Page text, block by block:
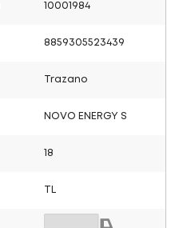
10001984
8859305523439
Trazano
NOVO ENERGY S
18